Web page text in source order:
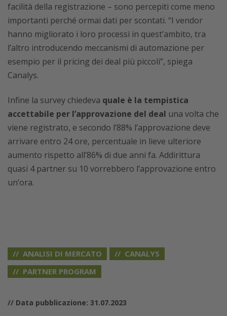
facilità della registrazione – sono percepiti come meno
importanti perché ormai dati per scontati. “I vendor
hanno migliorato i loro processi in quest’ambito, tra
l’altro introducendo meccanismi di automazione per
esempio per il pricing dei deal più piccoli”, spiega
Canalys.
Infine la survey chiedeva quale è la tempistica
accettabile per l’approvazione del deal una volta che
viene registrato, e secondo l’88% l’approvazione deve
arrivare entro 24 ore, percentuale in lieve ulteriore
aumento rispetto all’86% di due anni fa. Addirittura
quasi 4 partner su 10 vorrebbero l’approvazione entro
un’ora.
ANALISI DI MERCATO
CANALYS
PARTNER PROGRAM
// Data pubblicazione: 31.07.2023